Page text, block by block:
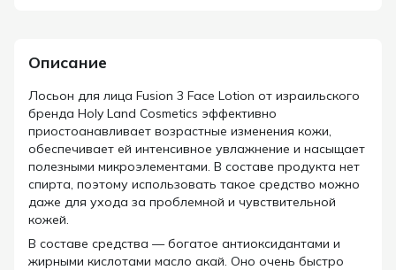
Описание
Лосьон для лица Fusion 3 Face Lotion от израильского
бренда Holy Land Cosmetics эффективно
приостоанавливает возрастные изменения кожи,
обеспечивает ей интенсивное увлажнение и насыщает
полезными микроэлементами. В составе продукта нет
спирта, поэтому использовать такое средство можно
даже для ухода за проблемной и чувствительной
кожей.
В составе средства — богатое антиоксидантами и
жирными кислотами масло акай. Оно очень быстро